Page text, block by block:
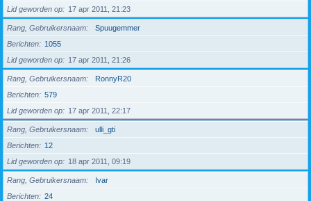
Lid geworden op
17 apr 2011, 21:23
Rang, Gebruikersnaam
Spuugemmer
Berichten
1055
Lid geworden op
17 apr 2011, 21:26
Rang, Gebruikersnaam
RonnyR20
Berichten
579
Lid geworden op
17 apr 2011, 22:17
Rang, Gebruikersnaam
ulli_gti
Berichten
12
Lid geworden op
18 apr 2011, 09:19
Rang, Gebruikersnaam
Ivar
Berichten
24